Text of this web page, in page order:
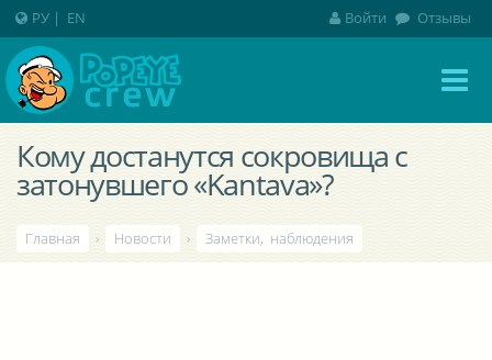
Кому достанутся сокровища с
затонувшего «Kantava»?
Главная › Новости › Заметки, наблюдения
РУ | EN Войти Отзывы